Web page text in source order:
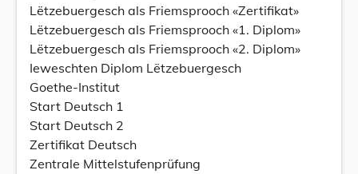
Lëtzebuergesch als Friemsprooch «Zertifikat»
Lëtzebuergesch als Friemsprooch «1. Diplom»
Lëtzebuergesch als Friemsprooch «2. Diplom»
Ieweschten Diplom Lëtzebuergesch
Goethe-Institut
Start Deutsch 1
Start Deutsch 2
Zertifikat Deutsch
Zentrale Mittelstufenprüfung